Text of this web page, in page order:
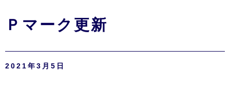
Ｐマーク更新
2021年3月5日